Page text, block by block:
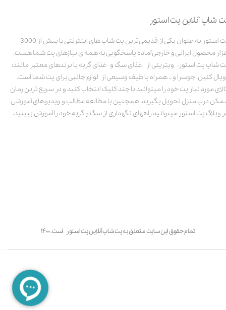
شاپ آنلاین پت استور
پت استور به عنوان یکی از قدیمی‌ترین پت شاپ های اینترنتی با بیش از 3000
محصول ایرانی و خارجی آماده پاسخگویی به همه ی نیازهای پت شما هست.
شاپ پت استور، ویترینی از غذای سگ و غذای گربه با برندهای معتبر مانند:
کنین، جوسرا و .. همراه با طیف وسیعی از لوازم جانبی برای پت شما است.
مورد نیاز پت خود را میتوانید با چند کلیک انتخاب کنید و در سریع ترین زمان
درب منزل تحویل بگیرید. همچنین با مطالعه مطالب و ویدیوهای آموزشی
وبلاگ پت استور میتوانید راههای نگهداری از سگ و گربه خود را آموزش ببینید.
تمام حقوق این سایت متعلق به پت شاپ آنلاین پت استور است. ۱۴۰۰